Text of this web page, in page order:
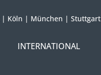
| Köln | München | Stuttgart
INTERNATIONAL